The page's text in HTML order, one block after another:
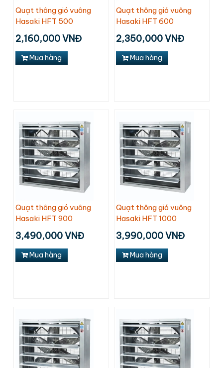
Quạt thông gió vuông
Hasaki HFT 500
2,160,000 VNĐ
Mua hàng
Quạt thông gió vuông
Hasaki HFT 600
2,350,000 VNĐ
Mua hàng
Quạt thông gió vuông
Hasaki HFT 900
3,490,000 VNĐ
Mua hàng
Quạt thông gió vuông
Hasaki HFT 1000
3,990,000 VNĐ
Mua hàng